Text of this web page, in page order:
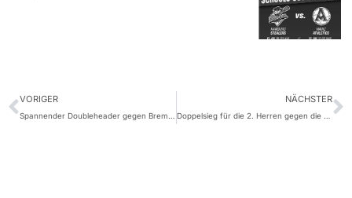
VORIGER
Spannender Doubleheader gegen Bremen im JRB
NÄCHSTER
Doppelsieg für die 2. Herren gegen die Elmshorn Alligators